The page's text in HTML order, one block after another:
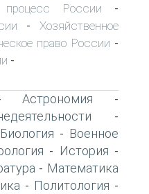
процесс России -
- Хозяйственное
право России -
-
Астрономия -
-
Биология - Военное
- История -
- Математика
- Политология -